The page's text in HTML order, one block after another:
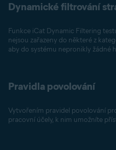
Dynamické filtrování
Funkce iCat Dynamic Filtering
nejsou zařazeny do některé z
aby do systému nepronikly žádné
Pravidla povolování
Vytvořením pravidel povolování
pracovní účely, k nim umožníte